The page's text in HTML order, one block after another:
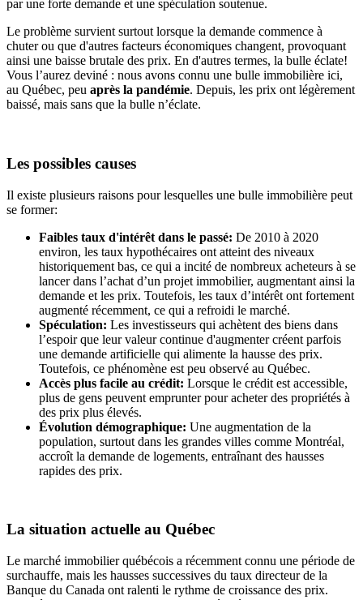
par une forte demande et une spéculation soutenue.
Le problème survient surtout lorsque la demande commence à
chuter ou que d'autres facteurs économiques changent, provoquant
ainsi une baisse brutale des prix. En d'autres termes, la bulle éclate!
Vous l’aurez deviné : nous avons connu une bulle immobilière ici,
au Québec, peu après la pandémie. Depuis, les prix ont légèrement
baissé, mais sans que la bulle n’éclate.
Les possibles causes
Il existe plusieurs raisons pour lesquelles une bulle immobilière peut
se former:
Faibles taux d'intérêt dans le passé: De 2010 à 2020
environ, les taux hypothécaires ont atteint des niveaux
historiquement bas, ce qui a incité de nombreux acheteurs à se
lancer dans l’achat d’un projet immobilier, augmentant ainsi la
demande et les prix. Toutefois, les taux d’intérêt ont fortement
augmenté récemment, ce qui a refroidi le marché.
Spéculation: Les investisseurs qui achètent des biens dans
l’espoir que leur valeur continue d'augmenter créent parfois
une demande artificielle qui alimente la hausse des prix.
Toutefois, ce phénomène est peu observé au Québec.
Accès plus facile au crédit: Lorsque le crédit est accessible,
plus de gens peuvent emprunter pour acheter des propriétés à
des prix plus élevés.
Évolution démographique: Une augmentation de la
population, surtout dans les grandes villes comme Montréal,
accroît la demande de logements, entraînant des hausses
rapides des prix.
La situation actuelle au Québec
Le marché immobilier québécois a récemment connu une période de
surchauffe, mais les hausses successives du taux directeur de la
Banque du Canada ont ralenti le rythme de croissance des prix.